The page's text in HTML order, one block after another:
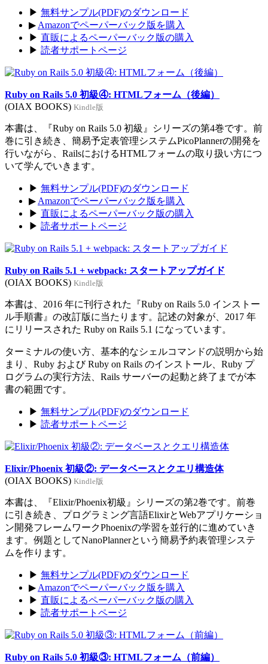
▶ 無料サンプル(PDF)のダウンロード
▶ Amazonでペーパーバック版を購入
▶ 直販によるペーパーバック版の購入
▶ 読者サポートページ
Ruby on Rails 5.0 初級④: HTMLフォーム（後編）
(OIAX BOOKS) Kindle版
本書は、『Ruby on Rails 5.0 初級』シリーズの第4巻です。前
巻に引き続き、簡易予定表管理システムPicoPlannerの開発を
行いながら、RailsにおけるHTMLフォームの取り扱い方につ
いて学んでいきます。
▶ 無料サンプル(PDF)のダウンロード
▶ Amazonでペーパーバック版を購入
▶ 直販によるペーパーバック版の購入
▶ 読者サポートページ
Ruby on Rails 5.1 + webpack: スタートアップガイド
(OIAX BOOKS) Kindle版
本書は、2016 年に刊行された『Ruby on Rails 5.0 インストー
ル手順書』の改訂版に当たります。記述の対象が、2017 年
にリリースされた Ruby on Rails 5.1 になっています。
ターミナルの使い方、基本的なシェルコマンドの説明から始
まり、Ruby および Ruby on Rails のインストール、Ruby プ
ログラムの実行方法、Rails サーバーの起動と終了までが本
書の範囲です。
▶ 無料サンプル(PDF)のダウンロード
▶ 読者サポートページ
Elixir/Phoenix 初級②: データベースとクエリ構造体
(OIAX BOOKS) Kindle版
本書は、『Elixir/Phoenix初級』シリーズの第2巻です。前巻
に引き続き、プログラミング言語ElixirとWebアプリケーショ
ン開発フレームワークPhoenixの学習を並行的に進めていき
ます。例題としてNanoPlannerという簡易予約表管理システ
ムを作ります。
▶ 無料サンプル(PDF)のダウンロード
▶ Amazonでペーパーバック版を購入
▶ 直販によるペーパーバック版の購入
▶ 読者サポートページ
Ruby on Rails 5.0 初級③: HTMLフォーム（前編）